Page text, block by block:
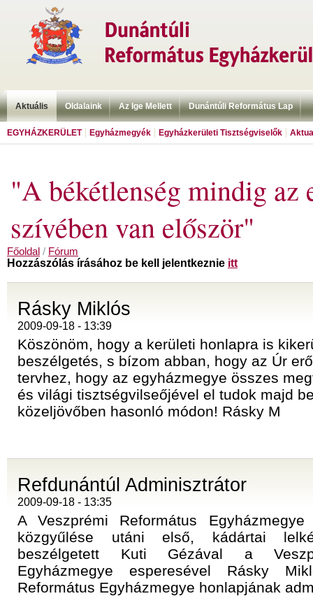
Aktuális Oldalaink Az Ige Mellett Dunántúli Református Lap
EGYHÁZKERÜLET Egyházmegyék Egyházkerületi Tisztségviselők
"A békétlenség mindig az
szívében van először"
Főoldal / Fórum
Hozzászólás írásához be kell jelentkeznie itt
Rásky Miklós
2009-09-18 - 13:39
Köszönöm, hogy a kerületi honlapra is
beszélgetés, s bízom abban, hogy az Úr
tervhez, hogy az egyházmegye összes
és világi tisztségvilseőjével el tudok majd
közeljövőben hasonló módon! Rásky M
Refdunántúl Adminisztrátor
2009-09-18 - 13:35
A Veszprémi Református
közgyűlése utáni első, kádártai
beszélgetett Kuti Gézával a
Egyházmegye esperesével Rásky
Református Egyházmegye honlapjának